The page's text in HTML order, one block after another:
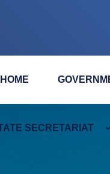
HOME
SECRETARIAT